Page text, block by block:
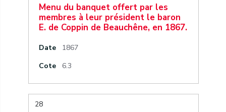
Menu du banquet offert par les
membres à leur président le baron
E. de Coppin de Beauchêne, en 1867.
Date
1867
Cote
6.3
28